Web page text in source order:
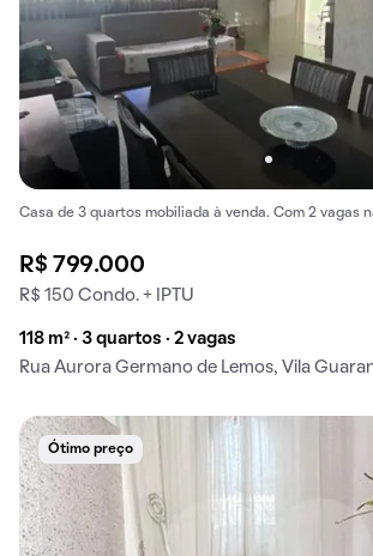
Casa de 3 quartos mobiliada à venda. Com 2 vagas
R$ 799.000
R$ 150 Condo. + IPTU
118 m² · 3 quartos · 2 vagas
Rua Aurora Germano de Lemos, Vila
Ótimo preço